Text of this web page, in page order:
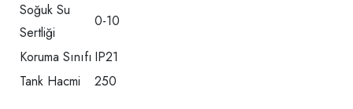
Soğuk Su
Sertliği
0-10
Koruma Sınıfı IP21
Tank Hacmi
250